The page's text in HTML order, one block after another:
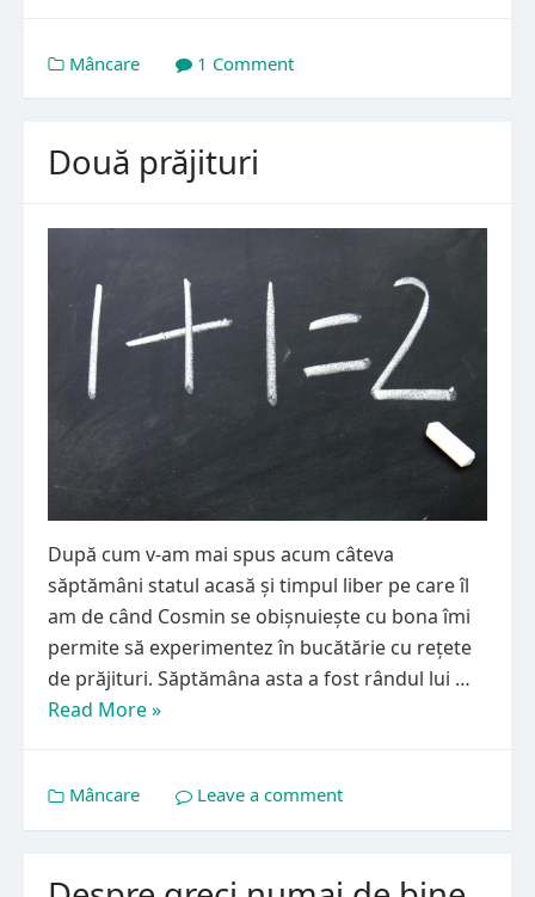
Mâncare 1 Comment
Două prăjituri
După cum v-am mai spus acum câteva
săptămâni statul acasă și timpul liber pe care îl
am de când Cosmin se obișnuiește cu bona îmi
permite să experimentez în bucătărie cu rețete
de prăjituri. Săptămâna asta a fost rândul lui …
Read More »
Mâncare Leave a comment